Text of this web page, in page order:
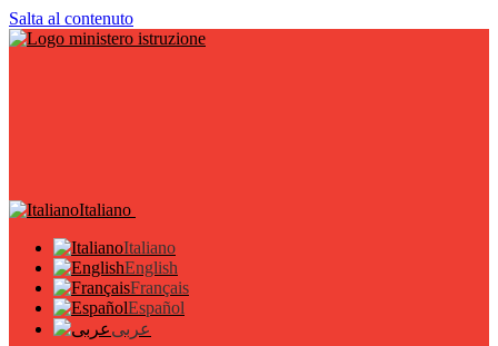
Salta al contenuto
Italiano
Italiano
English
Français
Español
عربى